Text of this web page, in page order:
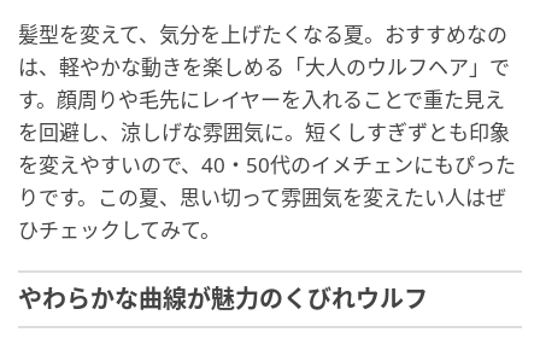
髪型を変えて、気分を上げたくなる夏。おすすめなの
は、軽やかな動きを楽しめる「大人のウルフヘア」で
す。顔周りや毛先にレイヤーを入れることで重た見え
を回避し、涼しげな雰囲気に。短くしすぎずとも印象
を変えやすいので、40・50代のイメチェンにもぴった
りです。この夏、思い切って雰囲気を変えたい人はぜ
ひチェックしてみて。
やわらかな曲線が魅力のくびれウルフ